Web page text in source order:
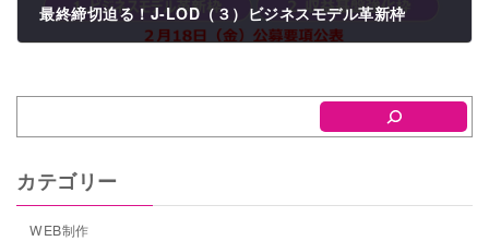
最終締切迫る！J-LOD（３）ビジネスモデル革新枠
カテゴリー
WEB制作